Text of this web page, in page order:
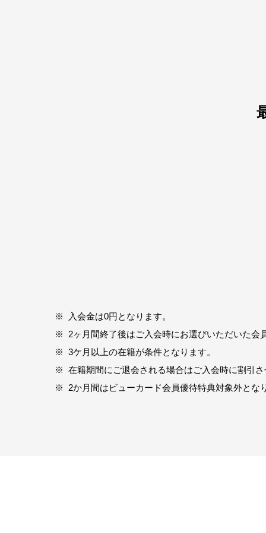
※
入会金は0円となります。
※
2ヶ月間終了後はご入会時にお選びいただいた会
※ 3ケ月以上の在籍が条件となります。
※ 在籍期間にご退会される場合はご入会時に割引
※
2か月間はビューカード会員優待特典対象外とな